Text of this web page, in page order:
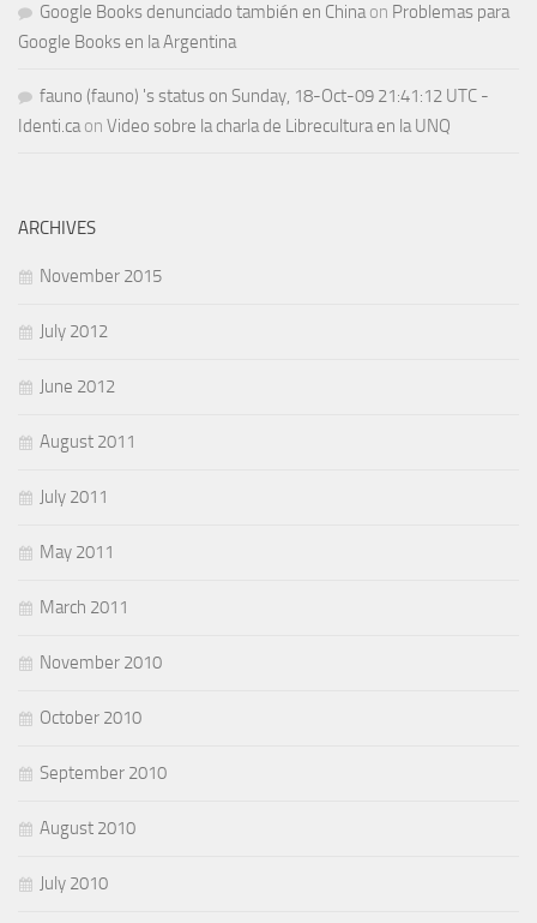
Google Books denunciado también en Chinaon Problemas para
Google Books en la Argentina
fauno (fauno) 's status on Sunday, 18-Oct-09 21:41:12 UTC -
Identi.caon Video sobre la charla de Librecultura en la UNQ
ARCHIVES
November 2015
July 2012
June 2012
August 2011
July 2011
May 2011
March 2011
November 2010
October 2010
September 2010
August 2010
July 2010